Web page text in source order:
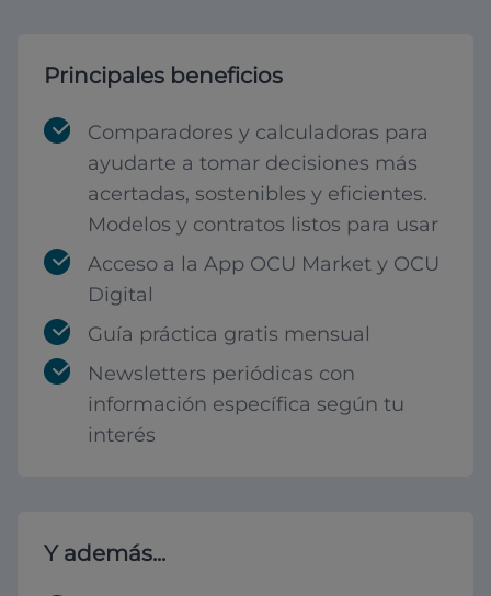
Principales beneficios
Comparadores y calculadoras para
ayudarte a tomar decisiones más
acertadas, sostenibles y eficientes.
Modelos y contratos listos para usar
Acceso a la App OCU Market y OCU
Digital
Guía práctica gratis mensual
Newsletters periódicas con
información específica según tu
interés
Y además...